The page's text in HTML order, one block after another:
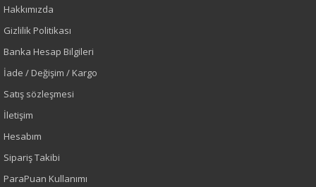
Renk
Vizon
Sezon
İlkbahar-Yaz
Yaş Grubu
Hakkımızda
Gizlilik Politikası
Banka Hesap Bilgileri
İade / Değişim / Kargo
Satış sözleşmesi
İletişim
Hesabım
Sipariş Takibi
ParaPuan Kullanımı